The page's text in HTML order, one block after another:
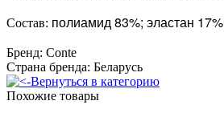
Состав: полиамид 83%; эластан 17%
Бренд: Conte
Страна бренда: Беларусь
Вернуться в категорию
Похожие товары